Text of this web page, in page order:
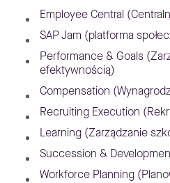
Employee Central
SAP Jam (platforma
Performance & Goals
efektywnością)
Compensation
Recruiting Execution
Learning (Zarządzanie
Succession &
Workforce Planning